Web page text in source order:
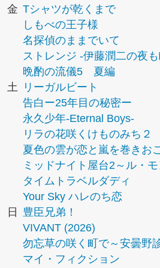
金 Tシャツが乾くまで
しもべの王子様
名探偵のままでいて
ストレンジ -伊藤潤二の夜
晩酌の流儀5 夏編
土
リーガルビート
告白ー25年目の秘密ー
永久少年-Eternal Boys-
リラの花咲くけものみち２
夏色の雲が恋と嵐を巻きお
ミッドナイト屋台2～ル・モ
タイムトラベルダディ
Your Sky ハレのち恋
日
豊臣兄弟！
VIVANT (2026)
勿忘草の咲く町で～安曇野
マイ・フィクション